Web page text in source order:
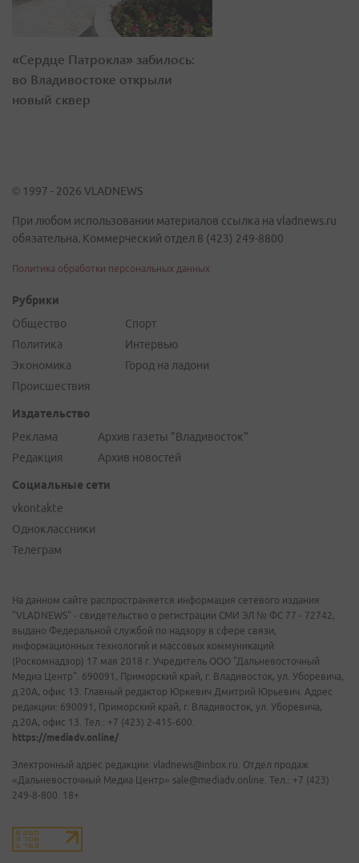
«Сердце Патрокла» забилось:
во Владивостоке открыли
новый сквер
© 1997 - 2026 VLADNEWS
При любом использовании материалов ссылка на vladnews.ru
обязательна. Коммерческий отдел 8 (423) 249-8800
Политика обработки персональных данных
Рубрики
Общество
Политика
Экономика
Происшествия
Спорт
Интервью
Город на ладони
Издательство
Реклама
Редакция
Архив газеты "Владивосток"
Архив новостей
Социальные сети
vkontakte
Одноклассники
Телеграм
На данном сайте распространяется информация сетевого издания
"VLADNEWS" - свидетельство о регистрации СМИ ЭЛ № ФС 77 - 72742,
выдано Федеральной службой по надзору в сфере связи,
информационных технологий и массовых коммуникаций
(Роскомнадзор) 17 мая 2018 г. Учредитель ООО "Дальневосточный
Медиа Центр". 690091, Приморский край, г. Владивосток, ул. Уборевича,
д.20А, офис 13. Главный редактор Юркевич Дмитрий Юрьевич. Адрес
редакции: 690091, Приморский край, г. Владивосток, ул. Уборевича,
д.20А, офис 13. Тел.: +7 (423) 2-415-600.
https://mediadv.online/
Электронный адрес редакции: vladnews@inbox.ru. Отдел продаж
«Дальневосточный Медиа Центр» sale@mediadv.online. Тел.: +7 (423)
249-8-800. 18+